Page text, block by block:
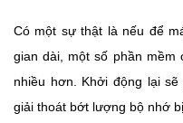
Có một sự thật là nếu để
gian dài, một số phần mềm
nhiều hơn. Khởi động lại
giải thoát bớt lượng bộ nhớ